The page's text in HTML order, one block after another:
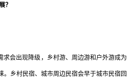
？
会出现降级，乡村游、周边游和户外游成为
。乡村民宿、城市周边民宿会早于城市民宿回